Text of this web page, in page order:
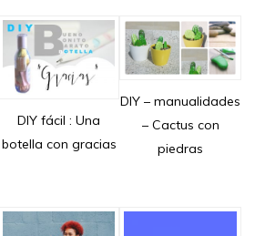
DIY fácil : Una
botella con gracias
DIY – manualidades
– Cactus con
piedras